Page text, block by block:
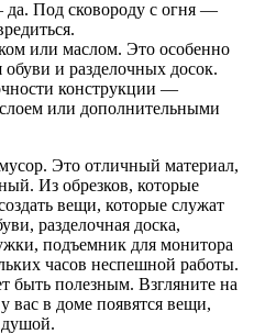
Под сковороду с огня —
или маслом. Это особенно
и разделочных досок.
конструкции —
или дополнительными
Это отличный материал,
Из обрезков, которые
вещи, которые служат
разделочная доска,
подъемник для монитора
часов неспешной работы.
быть полезным. Взгляните на
вас в доме появятся вещи,